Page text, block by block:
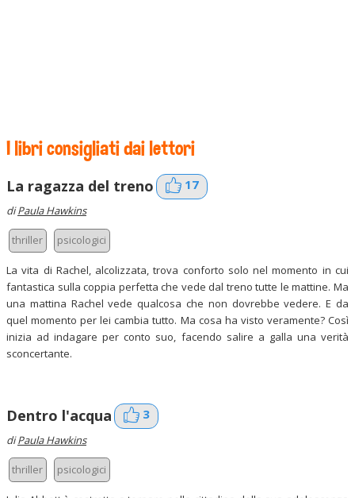
I libri consigliati dai lettori
La ragazza del treno 17
diPaula Hawkins
thriller psicologici
La vita di Rachel, alcolizzata, trova conforto solo nel momento in cui
fantastica sulla coppia perfetta che vede dal treno tutte le mattine. Ma
una mattina Rachel vede qualcosa che non dovrebbe vedere. E da
quel momento per lei cambia tutto. Ma cosa ha visto veramente? Così
inizia ad indagare per conto suo, facendo salire a galla una verità
sconcertante.
Dentro l'acqua 3
diPaula Hawkins
thriller psicologici